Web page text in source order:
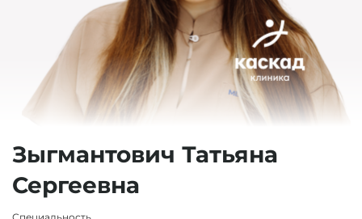
Зыгмантович Татьяна
Сергеевна